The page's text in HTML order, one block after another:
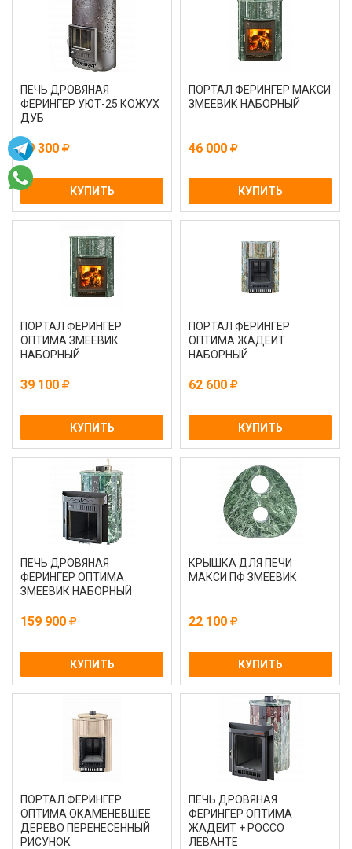
ПЕЧЬ ДРОВЯНАЯ
ФЕРИНГЕР УЮТ-25 КОЖУХ
ДУБ
59 300
КУПИТЬ
ПОРТАЛ ФЕРИНГЕР МАКСИ
ЗМЕЕВИК НАБОРНЫЙ
46 000
КУПИТЬ
ПОРТАЛ ФЕРИНГЕР
ОПТИМА ЗМЕЕВИК
НАБОРНЫЙ
39 100
КУПИТЬ
ПОРТАЛ ФЕРИНГЕР
ОПТИМА ЖАДЕИТ
НАБОРНЫЙ
62 600
КУПИТЬ
ПЕЧЬ ДРОВЯНАЯ
ФЕРИНГЕР ОПТИМА
ЗМЕЕВИК НАБОРНЫЙ
159 900
КУПИТЬ
КРЫШКА ДЛЯ ПЕЧИ
МАКСИ ПФ ЗМЕЕВИК
22 100
КУПИТЬ
ПОРТАЛ ФЕРИНГЕР
ОПТИМА ОКАМЕНЕВШЕЕ
ДЕРЕВО ПЕРЕНЕСЕННЫЙ
РИСУНОК
ПЕЧЬ ДРОВЯНАЯ
ФЕРИНГЕР ОПТИМА
ЖАДЕИТ + РОССО
ЛЕВАНТЕ